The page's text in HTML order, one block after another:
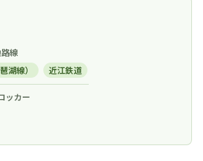
線
湖線）
近江鉄道
ッカー